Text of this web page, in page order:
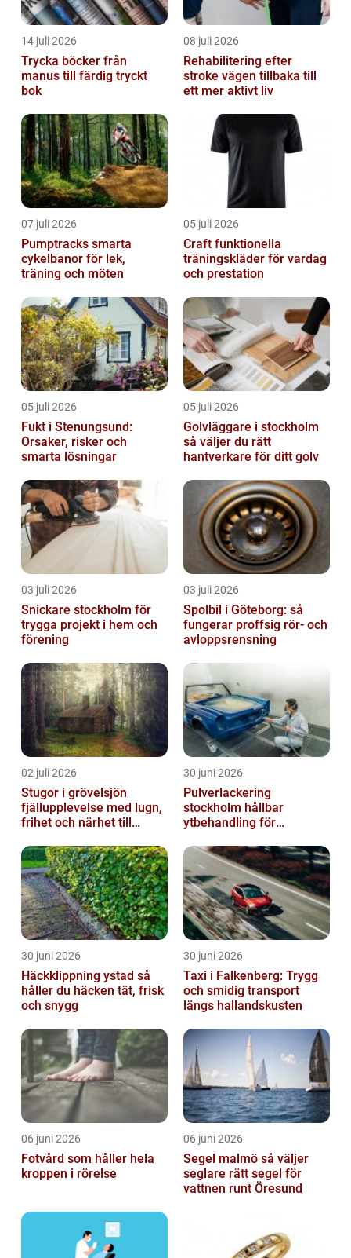
14 juli 2026
Trycka böcker från
manus till färdig tryckt
bok
08 juli 2026
Rehabilitering efter
stroke vägen tillbaka till
ett mer aktivt liv
07 juli 2026
Pumptracks smarta
cykelbanor för lek,
träning och möten
05 juli 2026
Craft funktionella
träningskläder för vardag
och prestation
05 juli 2026
Fukt i Stenungsund:
Orsaker, risker och
smarta lösningar
05 juli 2026
Golvläggare i stockholm
så väljer du rätt
hantverkare för ditt golv
03 juli 2026
Snickare stockholm för
trygga projekt i hem och
förening
03 juli 2026
Spolbil i Göteborg: så
fungerar proffsig rör- och
avloppsrensning
02 juli 2026
Stugor i grövelsjön
fjällupplevelse med lugn,
frihet och närhet till
30 juni 2026
Pulverlackering
stockholm hållbar
ytbehandling för
30 juni 2026
Häckklippning ystad så
håller du häcken tät, frisk
och snygg
30 juni 2026
Taxi i Falkenberg: Trygg
och smidig transport
längs hallandskusten
06 juni 2026
Fotvård som håller hela
kroppen i rörelse
06 juni 2026
Segel malmö så väljer
seglare rätt segel för
vattnen runt Öresund